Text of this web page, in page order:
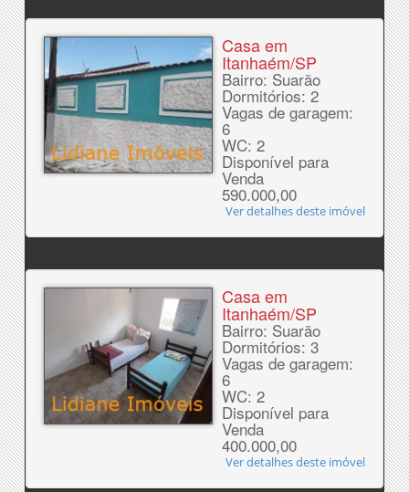
Casa em
Itanhaém/SP
Bairro: Suarão
Dormitórios: 2
Vagas de garagem:
6
WC: 2
Disponível para
Venda
590.000,00
Ver detalhes deste imóvel
Casa em
Itanhaém/SP
Bairro: Suarão
Dormitórios: 3
Vagas de garagem:
6
WC: 2
Disponível para
Venda
400.000,00
Ver detalhes deste imóvel